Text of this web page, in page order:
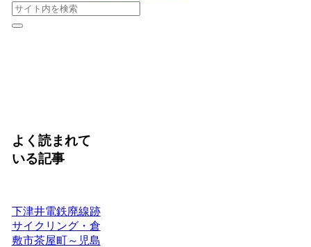
よく読まれて
いる記事
下津井電鉄廃線跡
サイクリング・倉
敷市茶屋町～児島